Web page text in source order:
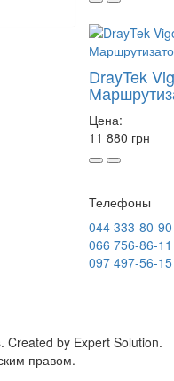
DrayTek
Цена:
11 880 грн
Телефоны
044 333-80-90
066 756-86-11
097 497-56-15
by Expert Solution.
правом.